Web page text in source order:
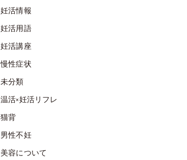
妊活情報
妊活用語
妊活講座
慢性症状
未分類
温活×妊活リフレ
猫背
男性不妊
美容について